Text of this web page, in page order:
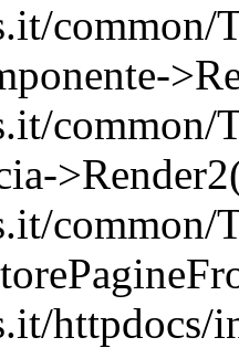
common/
common/
common/
httpdocs/